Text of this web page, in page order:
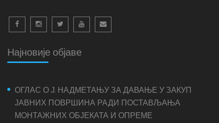
Најновије објаве
ОГЛАС О Ј. НАДМЕТАЊУ ЗА ДАВАЊЕ У ЗАКУП
ЈАВНИХ ПОВРШИНА РАДИ ПОСТАВЉАЊА
МОНТАЖНИХ ОБЈЕКАТА И ОПРЕМЕ